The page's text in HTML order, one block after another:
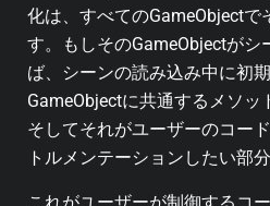
化は、すべてのGameObjectで
す。もしそのGameObjectがシ
ば、シーンの読み込み中に初
GameObjectに共通するメソッ
そしてそれがユーザーのコー
トルメンテーションしたい部分
これがユーザーが制御するコ